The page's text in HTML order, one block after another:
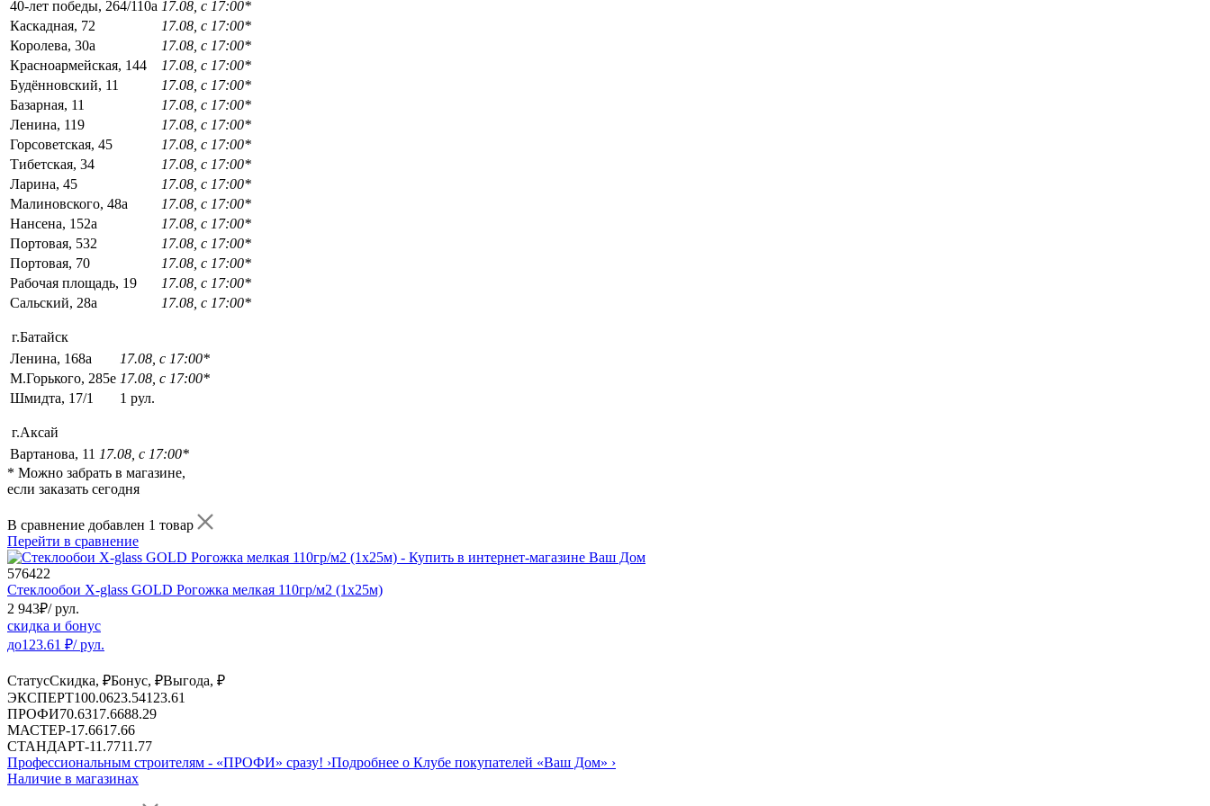
40-лет победы, 264/110а 17.08, с 17:00*
Каскадная, 72
17.08, с 17:00*
Королева, 30а
17.08, с 17:00*
Красноармейская, 144
17.08, с 17:00*
Будённовский, 11
17.08, с 17:00*
Базарная, 11
17.08, с 17:00*
Ленина, 119
17.08, с 17:00*
Горсоветская, 45
17.08, с 17:00*
Тибетская, 34
17.08, с 17:00*
Ларина, 45
17.08, с 17:00*
Малиновского, 48а
17.08, с 17:00*
Нансена, 152а
17.08, с 17:00*
Портовая, 532
17.08, с 17:00*
Портовая, 70
17.08, с 17:00*
Рабочая площадь, 19
17.08, с 17:00*
Сальский, 28a
17.08, с 17:00*
г.Батайск
Ленина, 168а
17.08, с 17:00*
М.Горького, 285е 17.08, с 17:00*
Шмидта, 17/1
1 рул.
г.Аксай
Вартанова, 11 17.08, с 17:00*
* Можно забрать в магазине,
если заказать сегодня
В сравнение добавлен 1 товар
Перейти в сравнение
576422
Стеклообои X-glass GOLD Рогожка мелкая 110гр/м2 (1х25м)
2 943₽/ рул.
скидка и бонус
до123.61 ₽/ рул.
СтатусСкидка, ₽Бонус, ₽Выгода, ₽
ЭКСПЕРТ100.0623.54123.61
ПРОФИ70.6317.6688.29
МАСТЕР-17.6617.66
СТАНДАРТ-11.7711.77
Профессиональным строителям - «ПРОФИ» сразу! ›Подробнее о Клубе покупателей «Ваш Дом» ›
Наличие в магазинах